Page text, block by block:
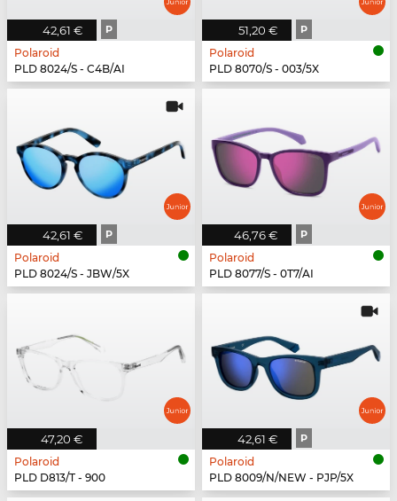
42,61 € P
Polaroid
PLD 8024/S - C4B/AI
51,20 € P
Polaroid
PLD 8070/S - 003/5X
42,61 € P
Polaroid
PLD 8024/S - JBW/5X
46,76 € P
Polaroid
PLD 8077/S - 0T7/AI
47,20 €
Polaroid
PLD D813/T - 900
42,61 € P
Polaroid
PLD 8009/N/NEW - PJP/5X